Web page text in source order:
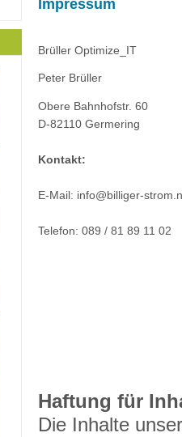
Impressum
Brüller Optimize_IT
Peter Brüller
Obere Bahnhofstr. 60
D-82110 Germering
Kontakt:
E-Mail: info@billiger-
Telefon: 089 / 81 89 11 02
Haftung für
Die Inhalte